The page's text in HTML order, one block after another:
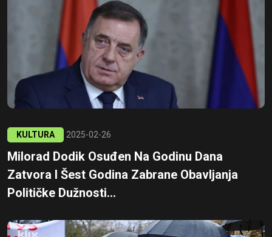
KULTURA 2025-02-26
Milorad Dodik Osuđen Na Godinu Dana
Zatvora I Šest Godina Zabrane Obavljanja
Političke Dužnosti...